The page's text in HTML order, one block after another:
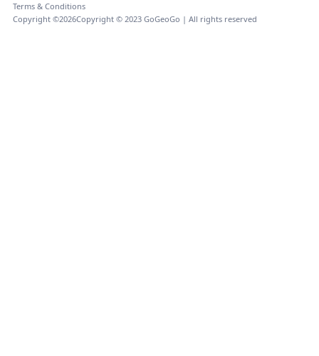
Copyright ©2026Copyright © 2023 GoGeoGo | All rights reserved
Terms & Conditions